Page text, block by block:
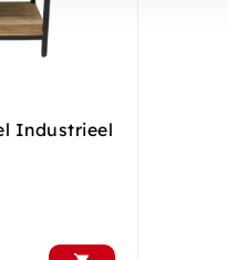
Industrieel